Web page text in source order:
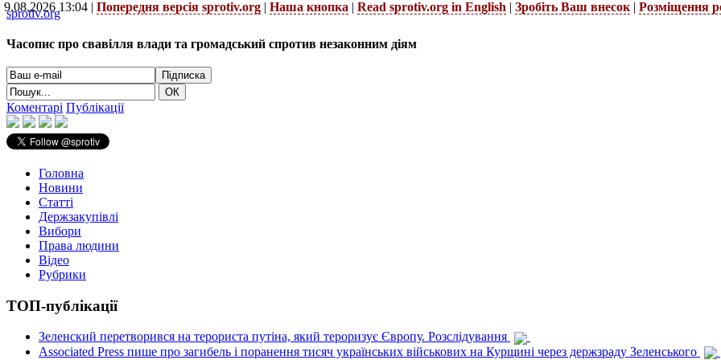
9.08.2026 13:04 | Попередня версія sprotiv.org | Наша кнопка | Read sprotiv.org in English | Зробіть Ваш внесок | Розміщення
sprotiv.org
Часопис про свавілля влади та громадський спротив незаконним діям
Коментарі Публікації
Головна
Новини
Статті
Держзакупівлі
Вибори
Права людини
Відео
Рубрики
ТОП-публікації
Зеленский перетворився на терориста путіна, який тероризує Європу. Розслідування
Associated Press пише про загибель і поранення тисяч українських військових на Курщині через держзраду Зеленського